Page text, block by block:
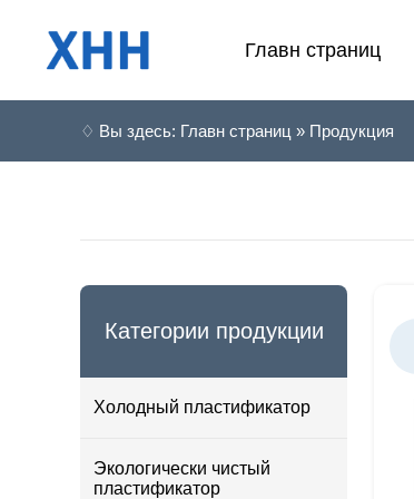
Главн страниц
♢ Вы здесь: Главн страниц » Продукция
Категории продукции
Холодный пластификатор
Экологически чистый
пластификатор